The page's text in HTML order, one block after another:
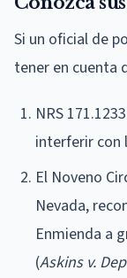
Si un oficial de
tener en cuenta
NRS
interferir con
El Noveno
Nevada,
Enmienda a
(Askins v.